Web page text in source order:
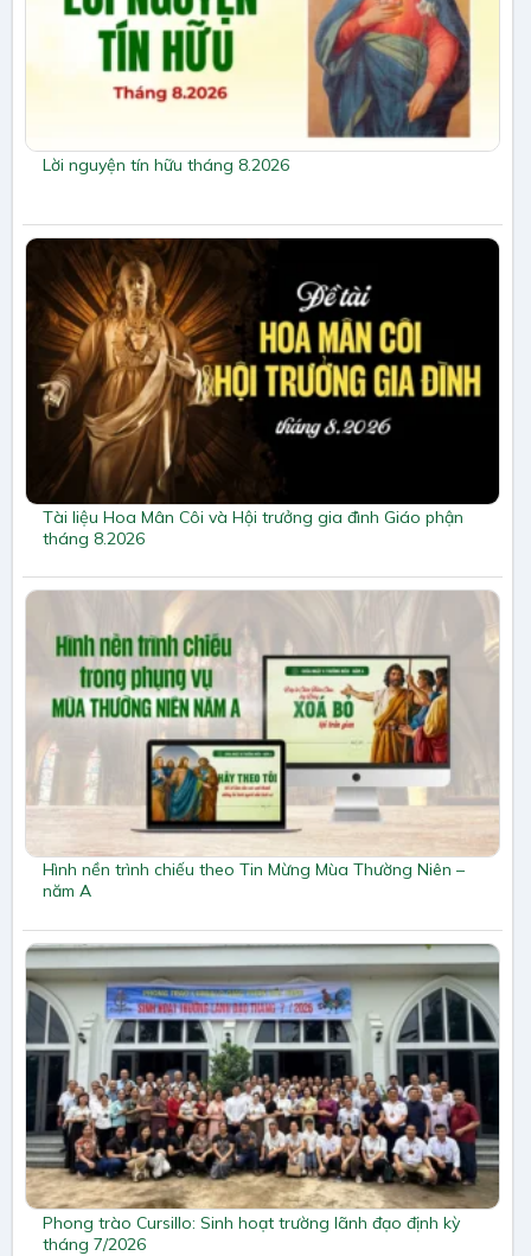
Lời nguyện tín hữu tháng 8.2026
Tài liệu Hoa Mân Côi và Hội trưởng gia đình Giáo phận
tháng 8.2026
Hình nền trình chiếu theo Tin Mừng Mùa Thường Niên –
năm A
Phong trào Cursillo: Sinh hoạt trường lãnh đạo định kỳ
tháng 7/2026